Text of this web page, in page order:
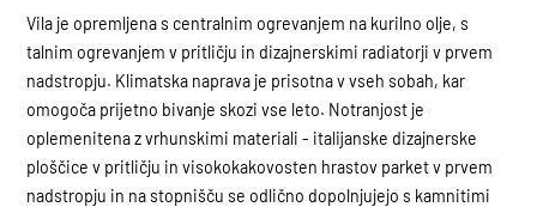
Vila je opremljena s centralnim ogrevanjem na kurilno olje, s
talnim ogrevanjem v pritličju in dizajnerskimi radiatorji v prvem
nadstropju. Klimatska naprava je prisotna v vseh sobah, kar
omogoča prijetno bivanje skozi vse leto. Notranjost je
oplemenitena z vrhunskimi materiali - italijanske dizajnerske
ploščice v pritličju in visokokakovosten hrastov parket v prvem
nadstropju in na stopnišču se odlično dopolnjujejo s kamnitimi